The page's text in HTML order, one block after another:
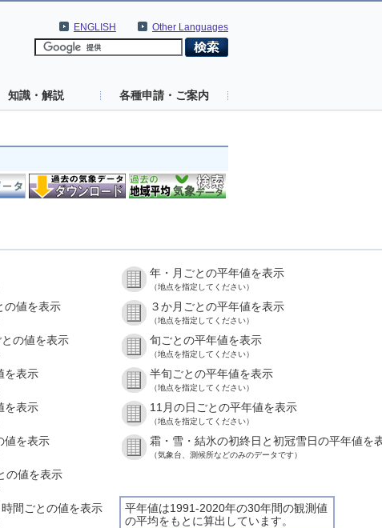
Other Languages
ENGLISH
知識・解説 各種申請・ご案内
年・月ごとの平年値を表示
（地点を指定してください）
の値を表示 ３か月ごとの平年値を表示
（地点を指定してください）
の値を表示 旬ごとの平年値を表示
（地点を指定してください）
を表示 半旬ごとの平年値を表示
（地点を指定してください）
を表示 11月の日ごとの平年値を表示
（地点を指定してください）
値を表示 霜・雪・結氷の初終日と初冠雪日の平年値を
（気象台、測候所などのみのデータです）
の値を表示
平年値は1991-2020年の30年間の観測値
の平均をもとに算出しています。
間ごとの値を表示